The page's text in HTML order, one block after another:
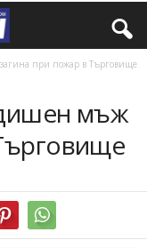
при пожар в Търговище
мъж